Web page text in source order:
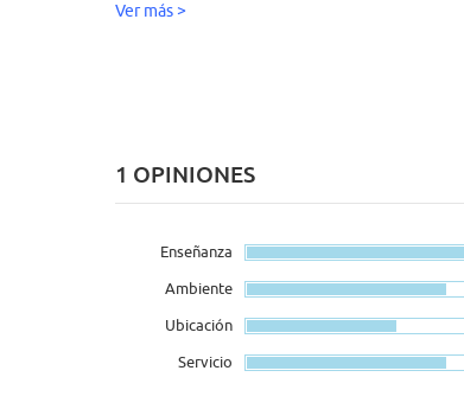
Ver más >
1 OPINIONES
Enseñanza
Ambiente
Ubicación
Servicio